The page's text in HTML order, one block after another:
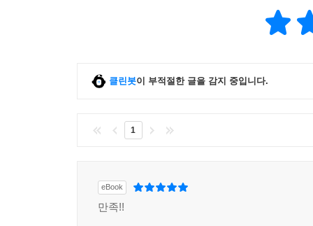
클린봇이 부적절한 글을 감지 중입니다.
1
eBook
만족!!